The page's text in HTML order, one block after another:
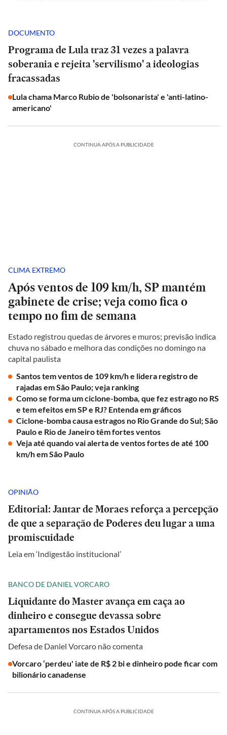
DOCUMENTO
Programa de Lula traz 31 vezes a palavra
soberania e rejeita 'servilismo' a ideologias
fracassadas
Lula chama Marco Rubio de 'bolsonarista' e 'anti-latino-
americano'
CONTINUA APÓS A PUBLICIDADE
CLIMA EXTREMO
Após ventos de 109 km/h, SP mantém
gabinete de crise; veja como fica o
tempo no fim de semana
Estado registrou quedas de árvores e muros; previsão indica
chuva no sábado e melhora das condições no domingo na
capital paulista
Santos tem ventos de 109 km/h e lidera registro de
rajadas em São Paulo; veja ranking
Como se forma um ciclone-bomba, que fez estrago no RS
e tem efeitos em SP e RJ? Entenda em gráficos
Ciclone-bomba causa estragos no Rio Grande do Sul; São
Paulo e Rio de Janeiro têm fortes ventos
Veja até quando vai alerta de ventos fortes de até 100
km/h em São Paulo
OPINIÃO
Editorial: Jantar de Moraes reforça a percepção
de que a separação de Poderes deu lugar a uma
promiscuidade
Leia em ‘Indigestão institucional’
BANCO DE DANIEL VORCARO
Liquidante do Master avança em caça ao
dinheiro e consegue devassa sobre
apartamentos nos Estados Unidos
Defesa de Daniel Vorcaro não comenta
Vorcaro ‘perdeu' iate de R$ 2 bi e dinheiro pode ficar com
bilionário canadense
CONTINUA APÓS A PUBLICIDADE